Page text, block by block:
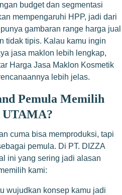
budget dan segmentasi
mempengaruhi HPP, jadi dari
gambaran range harga jual
tidak tipis. Kalau kamu ingin
jasa maklon lebih lengkap,
Harga Jasa Maklon Kosmetik
lebih jelas.
Pemula Memilih
cuma bisa memproduksi, tapi
pemula. Di PT. DIZZA
ini yang sering jadi alasan
kami:
wujudkan konsep kamu jadi